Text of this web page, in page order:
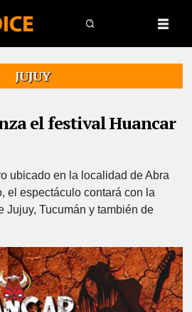
JUJUY
el festival Huancar
ubicado en la localidad de Abra
el espectáculo contará con la
Jujuy, Tucumán y también de